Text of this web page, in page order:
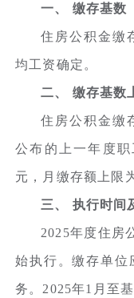
一、 缴存基数
住房公积金缴
均工资确定。
二、 缴存基数
住房公积金缴
公布的上一年度
元，月缴存额上限
三、 执行时间
2025年度住房
始执行。缴存单位
务。2025年1月至